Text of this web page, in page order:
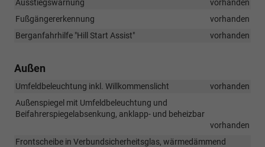
Ausstiegswarnung
vorhanden
Fußgängererkennung
vorhanden
Berganfahrhilfe "Hill Start Assist"
vorhanden
Außen
Umfeldbeleuchtung inkl. Willkommenslicht
vorhanden
Außenspiegel mit Umfeldbeleuchtung und
Beifahrerspiegelabsenkung, anklapp- und beheizbar
vorhanden
Frontscheibe in Verbundsicherheitsglas, wärmedämmend